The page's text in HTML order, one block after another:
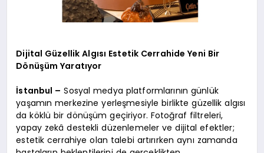
Dijital Güzellik Algısı Estetik Cerrahide Yeni Bir
Dönüşüm Yaratıyor
İstanbul – Sosyal medya platformlarının günlük
yaşamın merkezine yerleşmesiyle birlikte güzellik algısı
da köklü bir dönüşüm geçiriyor. Fotoğraf filtreleri,
yapay zekâ destekli düzenlemeler ve dijital efektler;
estetik cerrahiye olan talebi artırırken aynı zamanda